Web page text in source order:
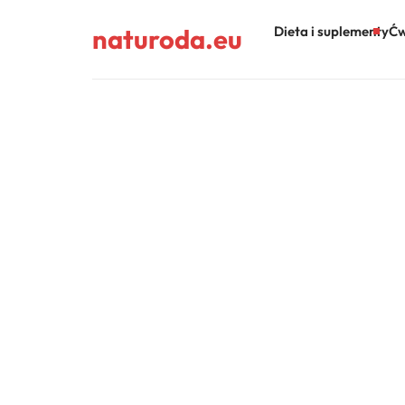
naturoda.eu Dieta i suplementy